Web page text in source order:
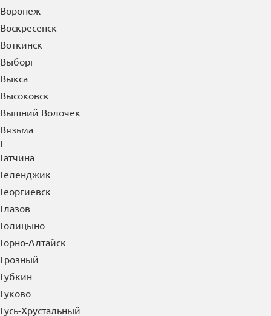
Воронеж
Воскресенск
Воткинск
Выборг
Выкса
Высоковск
Вышний Волочек
Вязьма
Г
Гатчина
Геленджик
Георгиевск
Глазов
Голицыно
Горно-Алтайск
Грозный
Губкин
Гуково
Гусь-Хрустальный